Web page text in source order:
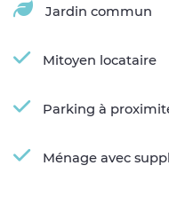
Jardin commun
Mitoyen locataire
Parking à
Ménage avec